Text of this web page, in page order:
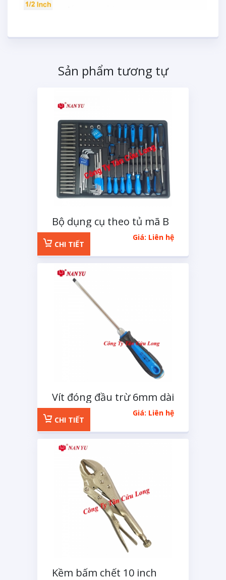
Sản phẩm tương tự
Bộ dụng cụ theo tủ mã B
75 chi tiết
Giá: Liên hệ
CHI TIẾT
Vít đóng đầu trừ 6mm dài
100mm
Giá: Liên hệ
CHI TIẾT
Kềm bấm chết 10 inch